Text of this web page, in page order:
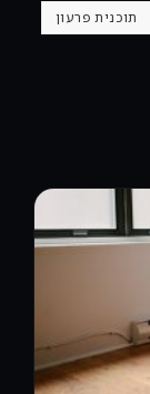
תוכנית פרעון